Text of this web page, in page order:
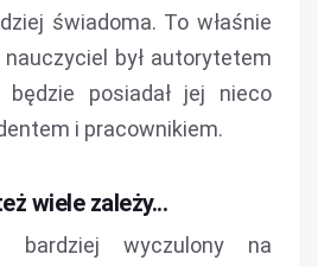
świadoma. To właśnie
był autorytetem
posiadał jej nieco
i pracownikiem.
wiele zależy...
bardziej wyczulony na